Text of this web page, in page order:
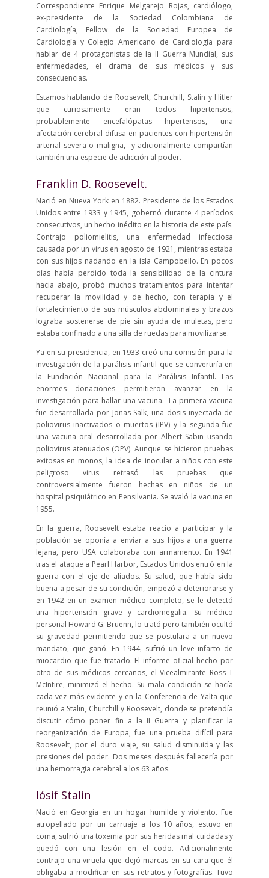
Correspondiente Enrique Melgarejo Rojas, cardiólogo,
ex-presidente de la Sociedad Colombiana de
Cardiología, Fellow de la Sociedad Europea de
Cardiología y Colegio Americano de Cardiología para
hablar de 4 protagonistas de la II Guerra Mundial, sus
enfermedades, el drama de sus médicos y sus
consecuencias.
Estamos hablando de Roosevelt, Churchill, Stalin y Hitler
que curiosamente eran todos hipertensos,
probablemente encefalópatas hipertensos, una
afectación cerebral difusa en pacientes con hipertensión
arterial severa o maligna, y adicionalmente compartían
también una especie de adicción al poder.
Franklin D. Roosevelt.
Nació en Nueva York en 1882. Presidente de los Estados
Unidos entre 1933 y 1945, gobernó durante 4 períodos
consecutivos, un hecho inédito en la historia de este país.
Contrajo poliomielitis, una enfermedad infecciosa
causada por un virus en agosto de 1921, mientras estaba
con sus hijos nadando en la isla Campobello. En pocos
días había perdido toda la sensibilidad de la cintura
hacia abajo, probó muchos tratamientos para intentar
recuperar la movilidad y de hecho, con terapia y el
fortalecimiento de sus músculos abdominales y brazos
lograba sostenerse de pie sin ayuda de muletas, pero
estaba confinado a una silla de ruedas para movilizarse.
Ya en su presidencia, en 1933 creó una comisión para la
investigación de la parálisis infantil que se convertiría en
la Fundación Nacional para la Parálisis Infantil. Las
enormes donaciones permitieron avanzar en la
investigación para hallar una vacuna. La primera vacuna
fue desarrollada por Jonas Salk, una dosis inyectada de
poliovirus inactivados o muertos (IPV) y la segunda fue
una vacuna oral desarrollada por Albert Sabin usando
poliovirus atenuados (OPV). Aunque se hicieron pruebas
exitosas en monos, la idea de inocular a niños con este
peligroso virus retrasó las pruebas que
controversialmente fueron hechas en niños de un
hospital psiquiátrico en Pensilvania. Se avaló la vacuna en
1955.
En la guerra, Roosevelt estaba reacio a participar y la
población se oponía a enviar a sus hijos a una guerra
lejana, pero USA colaboraba con armamento. En 1941
tras el ataque a Pearl Harbor, Estados Unidos entró en la
guerra con el eje de aliados. Su salud, que había sido
buena a pesar de su condición, empezó a deteriorarse y
en 1942 en un examen médico completo, se le detectó
una hipertensión grave y cardiomegalia. Su médico
personal Howard G. Bruenn, lo trató pero también ocultó
su gravedad permitiendo que se postulara a un nuevo
mandato, que ganó. En 1944, sufrió un leve infarto de
miocardio que fue tratado. El informe oficial hecho por
otro de sus médicos cercanos, el Vicealmirante Ross T
McIntire, minimizó el hecho. Su mala condición se hacía
cada vez más evidente y en la Conferencia de Yalta que
reunió a Stalin, Churchill y Roosevelt, donde se pretendía
discutir cómo poner fin a la II Guerra y planificar la
reorganización de Europa, fue una prueba difícil para
Roosevelt, por el duro viaje, su salud disminuida y las
presiones del poder. Dos meses después fallecería por
una hemorragia cerebral a los 63 años.
Iósif Stalin
Nació en Georgia en un hogar humilde y violento. Fue
atropellado por un carruaje a los 10 años, estuvo en
coma, sufrió una toxemia por sus heridas mal cuidadas y
quedó con una lesión en el codo. Adicionalmente
contrajo una viruela que dejó marcas en su cara que él
obligaba a modificar en sus retratos y fotografías. Tuvo